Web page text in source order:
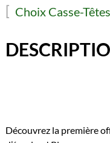
Choix Casse-
Découvrez la première